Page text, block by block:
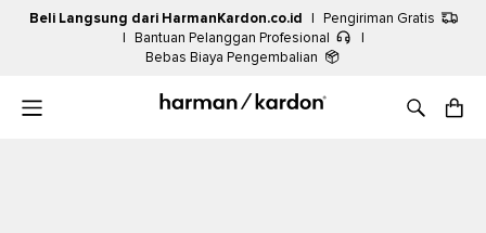
Beli Langsung dari HarmanKardon.co.id |
Pengiriman Gratis
|
Bantuan Pelanggan Profesional
|
Bebas Biaya Pengembalian